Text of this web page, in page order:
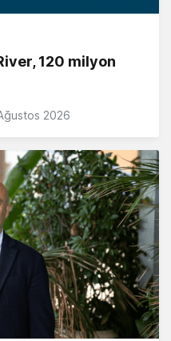
120 milyon
2026